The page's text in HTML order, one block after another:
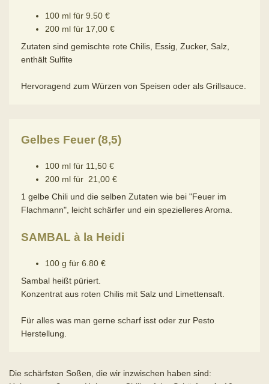
100 ml für 9.50 €
200 ml für 17,00 €
Zutaten sind gemischte rote Chilis, Essig, Zucker, Salz,
enthält Sulfite
Hervoragend zum Würzen von Speisen oder als Grillsauce.
Gelbes Feuer (8,5)
100 ml für 11,50 €
200 ml für 21,00 €
1 gelbe Chili und die selben Zutaten wie bei "Feuer im
Flachmann", leicht schärfer und ein spezielleres Aroma.
SAMBAL à la Heidi
100 g für 6.80 €
Sambal heißt püriert.
Konzentrat aus roten Chilis mit Salz und Limettensaft.
Für alles was man gerne scharf isst oder zur Pesto
Herstellung.
Die schärfsten Soßen, die wir inzwischen haben sind: